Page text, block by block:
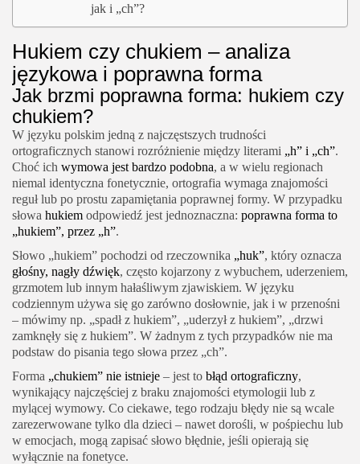
jak i „ch”?
Hukiem czy chukiem – analiza
językowa i poprawna forma
Jak brzmi poprawna forma: hukiem czy
chukiem?
W języku polskim jedną z najczęstszych trudności
ortograficznych stanowi rozróżnienie między literami „h” i „ch”.
Choć ich wymowa jest bardzo podobna, a w wielu regionach
niemal identyczna fonetycznie, ortografia wymaga znajomości
reguł lub po prostu zapamiętania poprawnej formy. W przypadku
słowa hukiem odpowiedź jest jednoznaczna: poprawna forma to
„hukiem”, przez „h”.
Słowo „hukiem” pochodzi od rzeczownika „huk”, który oznacza
głośny, nagły dźwięk, często kojarzony z wybuchem, uderzeniem,
grzmotem lub innym hałaśliwym zjawiskiem. W języku
codziennym używa się go zarówno dosłownie, jak i w przenośni
– mówimy np. „spadł z hukiem”, „uderzył z hukiem”, „drzwi
zamknęły się z hukiem”. W żadnym z tych przypadków nie ma
podstaw do pisania tego słowa przez „ch”.
Forma „chukiem” nie istnieje – jest to błąd ortograficzny,
wynikający najczęściej z braku znajomości etymologii lub z
mylącej wymowy. Co ciekawe, tego rodzaju błędy nie są wcale
zarezerwowane tylko dla dzieci – nawet dorośli, w pośpiechu lub
w emocjach, mogą zapisać słowo błędnie, jeśli opierają się
wyłącznie na fonetyce.